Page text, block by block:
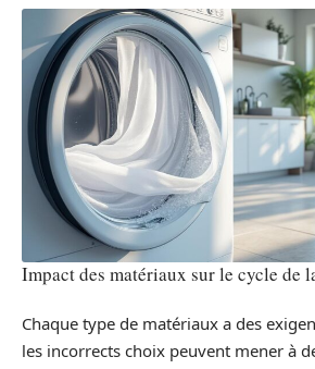
Impact des matériaux sur le cycle de
Chaque type de matériaux a des
les incorrects choix peuvent mener à